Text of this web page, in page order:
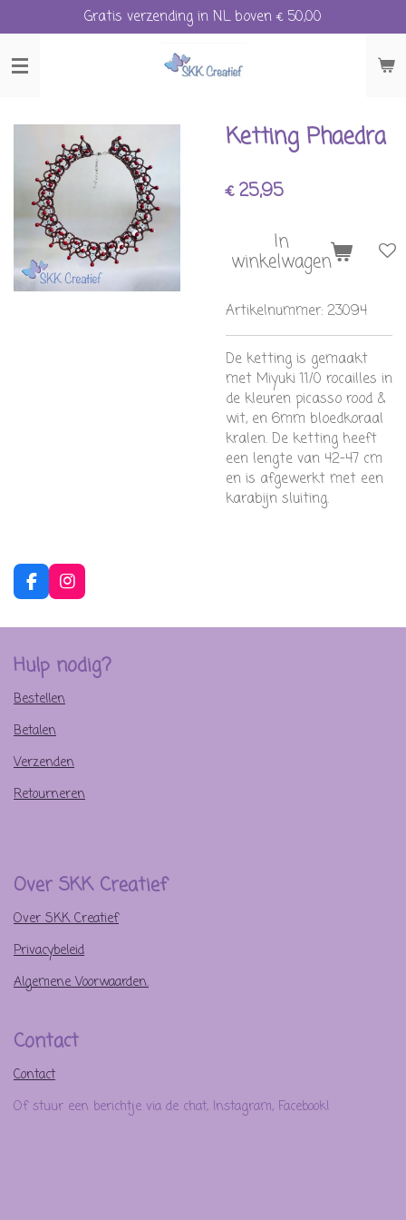
direct
naar
de
Gratis verzending in NL boven € 50,00
Ketting Phaedra
€ 25,95
In
winkelwagen
Artikelnummer: 23094
De ketting is gemaakt
met Miyuki 11/0 rocailles in
de kleuren picasso rood &
wit, en 6mm bloedkoraal
kralen. De ketting heeft
een lengte van 42-47 cm
en is afgewerkt met een
karabijn sluiting.
F
a
b
o
k
I
n
g
Hulp nodig?
Bestellen
Betalen
Verzenden
Retourneren
Over SKK Creatief
Over SKK Creatief
Privacybeleid
Algemene Voorwaarden.
Contact
Contact
Of stuur een berichtje via de chat, Instagram, Facebook!